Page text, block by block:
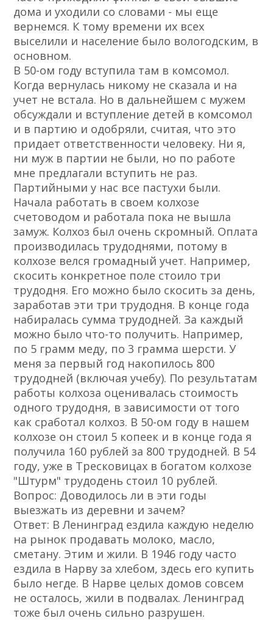
дома и уходили со словами - мы еще
вернемся. К тому времени их всех
выселили и население было вологодским, в
основном.
В 50-ом году вступила там в комсомол.
Когда вернулась никому не сказала и на
учет не встала. Но в дальнейшем с мужем
обсуждали и вступление детей в комсомол
и в партию и одобряли, считая, что это
придает ответственности человеку. Ни я,
ни муж в партии не были, но по работе
мне предлагали вступить не раз.
Партийными у нас все пастухи были.
Начала работать в своем колхозе
счетоводом и работала пока не вышла
замуж. Колхоз был очень скромный. Оплата
производилась трудоднями, потому в
колхозе велся громадный учет. Например,
скосить конкретное поле стоило три
трудодня. Его можно было скосить за день,
заработав эти три трудодня. В конце года
набиралась сумма трудодней. За каждый
можно было что-то получить. Например,
по 5 грамм меду, по 3 грамма шерсти. У
меня за первый год накопилось 800
трудодней (включая учебу). По результатам
работы колхоза оценивалась стоимость
одного трудодня, в зависимости от того
как сработал колхоз. В 50-ом году в нашем
колхозе он стоил 5 копеек и в конце года я
получила 160 рублей за 800 трудодней. В 54
году, уже в Тресковицах в богатом колхозе
"Штурм" трудодень стоил 10 рублей.
Вопрос: Доводилось ли в эти годы
выезжать из деревни и зачем?
Ответ: В Ленинград ездила каждую неделю
на рынок продавать молоко, масло,
сметану. Этим и жили. В 1946 году часто
ездила в Нарву за хлебом, здесь его купить
было негде. В Нарве целых домов совсем
не осталось, жили в подвалах. Ленинград
тоже был очень сильно разрушен.